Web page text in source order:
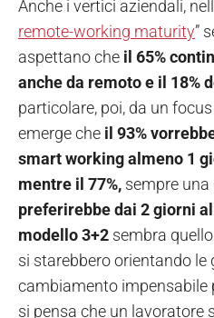
Anche i vertici aziendali,
remote-working maturity”
aspettano che il 65%
anche da remoto e il 18%
particolare, poi, da un
emerge che il 93%
smart working almeno 1
mentre il 77%, sempre
preferirebbe dai 2 giorni
modello 3+2 sembra
si starebbero orientando le
cambiamento impensabile
si pensa che un lavoratore